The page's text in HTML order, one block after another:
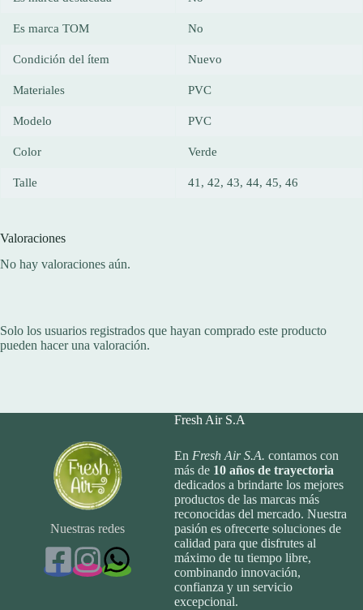
Es marca TOM No
Condición del ítem Nuevo
Materiales PVC
Modelo PVC
Color Verde
Talle 41, 42, 43, 44, 45, 46
Valoraciones
No hay valoraciones aún.
Solo los usuarios registrados que hayan comprado este producto
pueden hacer una valoración.
Nuestras redes
Fresh Air S.A
EnFresh Air S.A. contamos con
más de 10 años de trayectoria
dedicados a brindarte los mejores
productos de las marcas más
reconocidas del mercado. Nuestra
pasión es ofrecerte soluciones de
calidad para que disfrutes al
máximo de tu tiempo libre,
combinando innovación,
confianza y un servicio
excepcional.